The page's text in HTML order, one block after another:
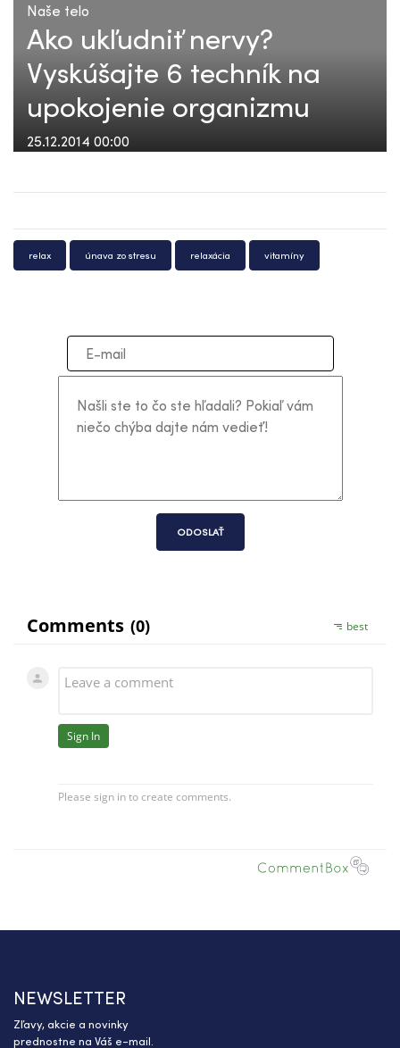
Naše telo
Ako ukľudniť nervy?
Vyskúšajte 6 techník na
upokojenie organizmu
25.12.2014 00:00
relax únava zo stresu relaxácia vitamíny
ODOSLAŤ
NEWSLETTER
Zľavy, akcie a novinky
prednostne na Váš e-mail.